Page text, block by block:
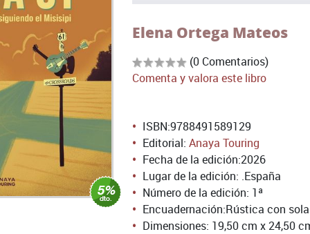
Elena Ortega Mateos
(0 Comentarios)
Comenta y valora este libro
ISBN:9788491589129
Editorial: Anaya Touring
Fecha de la edición:2026
Lugar de la edición: .España
Número de la edición: 1ª
Encuadernación:Rústica con
Dimensiones: 19,50 cm x 24,50